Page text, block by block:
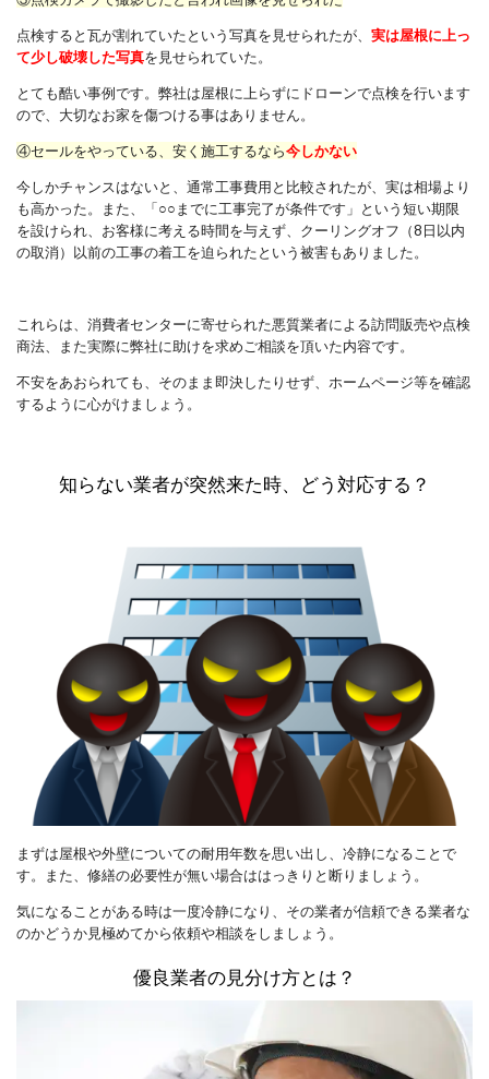
点検すると瓦が割れていたという写真を見せられたが、 実は屋根に上っ
て少し破壊した写真を見せられていた。
とても酷い事例です。弊社は屋根に上らずにドローンで点検を行います
ので、大切なお家を傷つける事はありません。
④セールをやっている、安く施工するなら今しかない
今しかチャンスはないと、通常工事費用と比較されたが、実は相場より
も高かった。また、「○○までに工事完了が条件です」という短い期限
を設けられ、お客様に考える時間を与えず、クーリングオフ（8日以内
の取消）以前の工事の着工を迫られたという被害もありました。
これらは、消費者センターに寄せられた悪質業者による訪問販売や点検
商法、また実際に弊社に助けを求めご相談を頂いた内容です。
不安をあおられても、そのまま即決したりせず、ホームページ等を確認
するように心がけましょう。
知らない業者が突然来た時、どう対応する？
まずは屋根や外壁についての耐用年数を思い出し、冷静になることで
す。また、修繕の必要性が無い場合ははっきりと断りましょう。
気になることがある時は一度冷静になり、その業者が信頼できる業者な
のかどうか見極めてから依頼や相談をしましょう。
優良業者の見分け方とは？